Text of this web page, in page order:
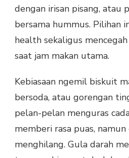
dengan irisan pisang, atau
bersama hummus. Pilihan
health sekaligus
saat jam makan utama.
Kebiasaan ngemil biskuit
bersoda, atau gorengan
pelan-pelan menguras
memberi rasa puas,
menghilang. Gula darah